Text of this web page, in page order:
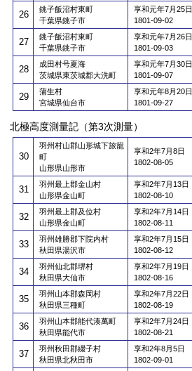
26
銚子飯沼村東町
千葉県銚子市
享和元年7月25日
1801-09-02
27
銚子飯沼村東町
千葉県銚子市
享和元年7月26日
1801-09-03
28
成田村号夏海
茨城県東茨城郡大洗町
享和元年7月30日
1801-09-07
29
蒲生村
宮城県仙台市
享和元年8月20日
1801-09-27
北極高度測量記（第3次測量）
30
羽州村山郡山形城下旅籠
町
山形県山形市
享和2年7月8日
1802-08-05
31
羽州最上郡金山村
山形県金山町
享和2年7月13日
1802-08-10
32
羽州最上郡及位村
山形県金山町
享和2年7月14日
1802-08-11
33
羽州雄勝郡下院内村
秋田県湯沢市
享和2年7月15日
1802-08-12
34
羽州仙北郡堺村
秋田県大仙市
享和2年7月19日
1802-08-16
35
羽州山本郡森岡村
秋田県三種町
享和2年7月22日
1802-08-19
36
羽州山本郡能代湊萬町
秋田県能代市
享和2年7月24日
1802-08-21
37
羽州秋田郡綴子村
秋田県北秋田市
享和2年8月5日
1802-09-01